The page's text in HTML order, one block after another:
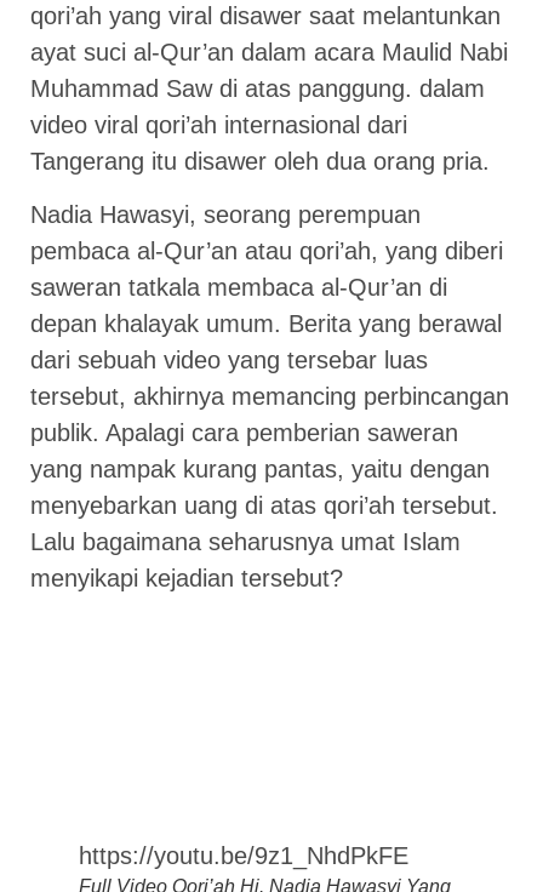
qori’ah yang viral disawer saat melantunkan
ayat suci al-Qur’an dalam acara Maulid Nabi
Muhammad Saw di atas panggung. dalam
video viral qori’ah internasional dari
Tangerang itu disawer oleh dua orang pria.
Nadia Hawasyi, seorang perempuan
pembaca al-Qur’an atau qori’ah, yang diberi
saweran tatkala membaca al-Qur’an di
depan khalayak umum. Berita yang berawal
dari sebuah video yang tersebar luas
tersebut, akhirnya memancing perbincangan
publik. Apalagi cara pemberian saweran
yang nampak kurang pantas, yaitu dengan
menyebarkan uang di atas qori’ah tersebut.
Lalu bagaimana seharusnya umat Islam
menyikapi kejadian tersebut?
https://youtu.be/9z1_NhdPkFE
Full Video Qori’ah Hj. Nadia Hawasyi Yang